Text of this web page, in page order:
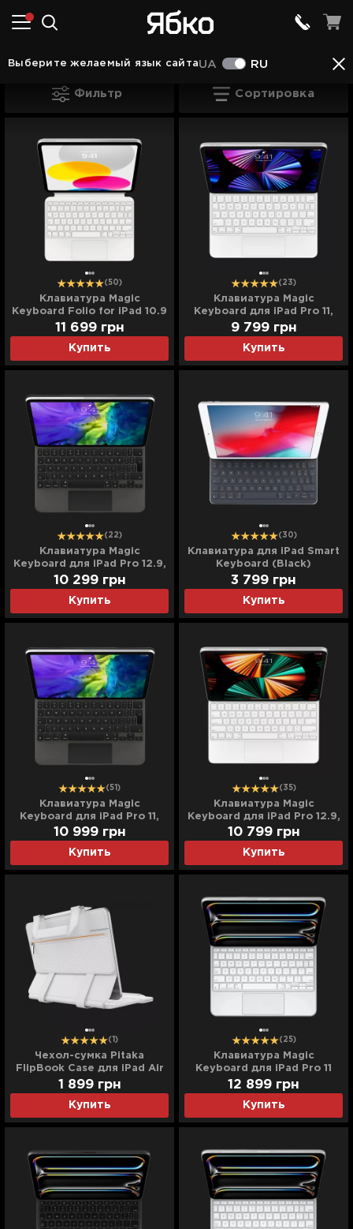
Выберите желаемый язык сайтаUA RU
Аксессуары в Камянце - Подольском
Клавиатуры для iPad в Камянце -
Фильтр Сортировка
(50)
Клавиатура Magic
Keyboard Folio for iPad 10.9
2022 / iPad 11 2025
(MQDP3)
Купить
11 699 грн
(23)
Клавиатура Magic
Keyboard для iPad Pro 11,
iPad Air (4/5/6th gen)
(White) (MJQJ3)
Купить
9 799 грн
(22)
Клавиатура Magic
Keyboard для iPad Pro 12.9,
iPad Air 13 (M2) (Black)
(MJQK3/MXQU2)
Купить
10 299 грн
(30)
Клавиатура для iPad Smart
Keyboard (Black)
(MPTL2/MX3L2)
Купить
3 799 грн
(51)
Клавиатура Magic
Keyboard для iPad Pro 11,
iPad Air (4/5/6th gen)
(Black) (MXQT2)
Купить
10 999 грн
(35)
Клавиатура Magic
Keyboard для iPad Pro 12.9,
iPad Air 13 (M2) (White)
(MJQL3)
Купить
10 799 грн
(1)
Чехол-сумка Pitaka
FlipBook Case для iPad Air
5/4, Pro 11 (2022-2018)
(White)
Купить
1 899 грн
(25)
Клавиатура Magic
Keyboard для iPad Pro 11
(White) (MWR03) (2024)
Купить
12 899 грн